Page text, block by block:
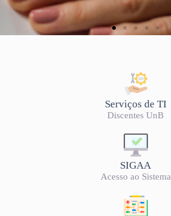
Serviços de TI
Discentes UnB
SIGAA
Acesso ao Sistema